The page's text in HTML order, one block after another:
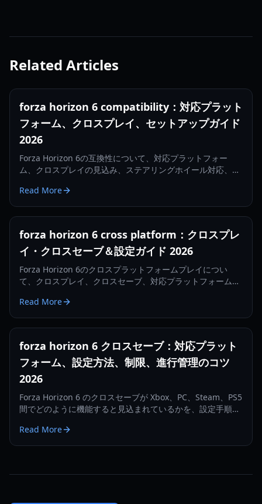
Related Articles
forza horizon 6 compatibility：対応プラット
フォーム、クロスプレイ、セットアップガイド
2026
Forza Horizon 6の互換性について、対応プラットフォー
ム、クロスプレイの見込み、ステアリングホイール対応、発
2026年完全ガイド。
Read More
forza horizon 6 cross platform：クロスプレ
イ・クロスセーブ＆設定ガイド 2026
Forza Horizon 6のクロスプラットフォームプレイについ
て、クロスプレイ、クロスセーブ、対応プラットフォーム、
きことをすべて解説します。
Read More
forza horizon 6 クロスセーブ：対応プラット
フォーム、設定方法、制限、進行管理のコツ
2026
Forza Horizon 6 のクロスセーブが Xbox、PC、Steam、PS5
間でどのように機能すると見込まれているかを、設定手順、
ツとともに解説します。
Read More